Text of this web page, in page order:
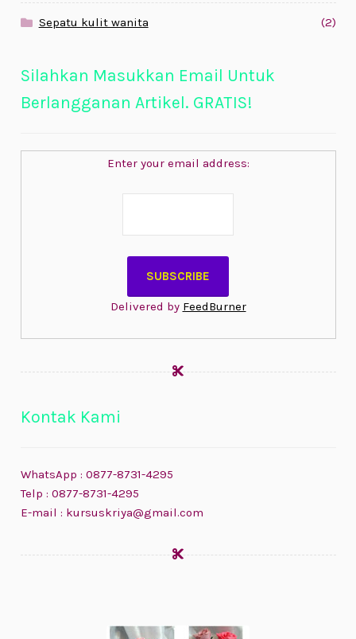
Sepatu kulit wanita (2)
Silahkan Masukkan Email Untuk
Berlangganan Artikel. GRATIS!
Enter your email address:
Delivered by FeedBurner
Kontak Kami
WhatsApp : 0877-8731-4295
Telp : 0877-8731-4295
E-mail : kursuskriya@gmail.com